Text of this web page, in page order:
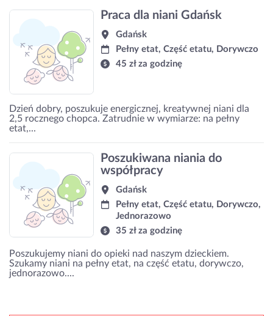
Praca dla niani Gdańsk
Gdańsk
Pełny etat, Część etatu, Dorywczo
45 zł za godzinę
Dzień dobry, poszukuje energicznej, kreatywnej niani dla
2,5 rocznego chopca. Zatrudnie w wymiarze: na pełny
etat,...
Poszukiwana niania do
współpracy
Gdańsk
Pełny etat, Część etatu, Dorywczo,
Jednorazowo
35 zł za godzinę
Poszukujemy niani do opieki nad naszym dzieckiem.
Szukamy niani na pełny etat, na część etatu, dorywczo,
jednorazowo....